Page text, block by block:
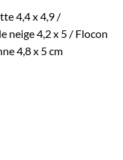
4,4 x 4,9 /
neige 4,2 x 5 / Flocon
4,8 x 5 cm
en Plastique